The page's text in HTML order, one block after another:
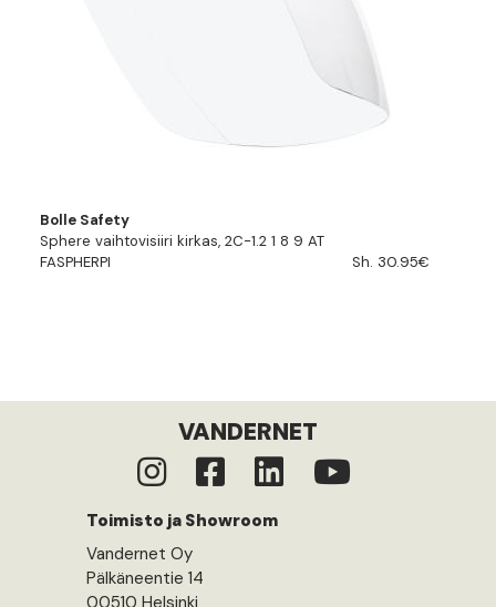
Bolle Safety
Sphere vaihtovisiiri kirkas, 2C-1.2 1 8 9 AT
FASPHERPI
Sh. 30.95€
VANDERNET
Toimisto ja Showroom
Vandernet Oy
Pälkäneentie 14